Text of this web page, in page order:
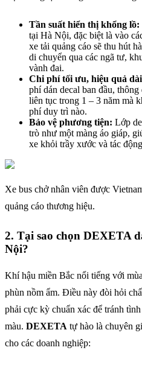
Tần suất hiển thị khổng lồ:
tại Hà Nội, đặc biệt là vào
xe tải quảng cáo sẽ thu hút
di chuyển qua các ngã tư,
vành đai.
Chi phí tối ưu, hiệu quả
phí dán decal ban đầu,
liên tục trong 1 – 3 năm mà
phí duy trì nào.
Bảo vệ phương tiện: Lớp
trò như một màng áo giáp,
xe khỏi trầy xước và tác
Xe bus chở nhân viên được
quảng cáo thương hiệu.
2. Tại sao chọn DEXETA
Nội?
Khí hậu miền Bắc nổi tiếng với
phùn nồm ẩm. Điều này đòi hỏi
phải cực kỳ chuẩn xác để tránh
màu. DEXETA tự hào là chuyên
cho các doanh nghiệp: